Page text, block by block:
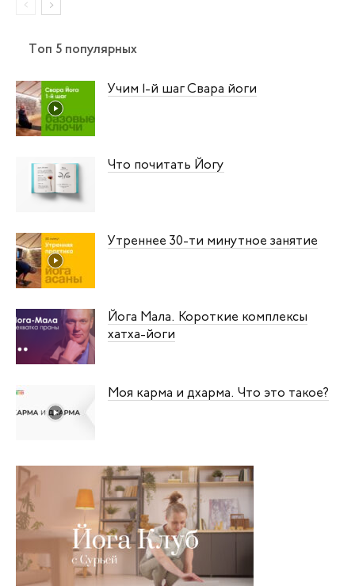
Топ 5 популярных
Учим 1‑й шаг Свара йоги
Что почитать Йогу
Утреннее 30-ти минутное занятие
Йога Мала. Короткие комплексы
хатха-йоги
Моя карма и дхарма. Что это такое?